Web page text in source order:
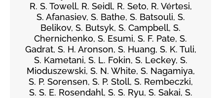
R. S. Towell, R. Seidl, R. Seto, R. Vértesi,
S. Afanasiev, S. Bathe, S. Batsouli, S.
Belikov, S. Butsyk, S. Campbell, S.
Chernichenko, S. Esumi, S. F. Pate, S.
Gadrat, S. H. Aronson, S. Huang, S. K. Tuli,
S. Kametani, S. L. Fokin, S. Leckey, S.
Mioduszewski, S. N. White, S. Nagamiya,
S. P. Sorensen, S. P. Stoll, S. Rembeczki,
S. S. E. Rosendahl, S. S. Ryu, S. Sakai, S.